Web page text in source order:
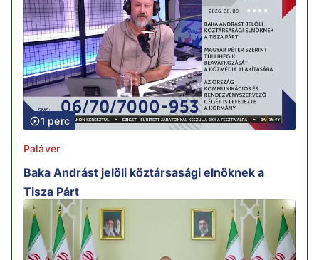
1 perc
Paláver
Baka Andrást jelöli köztársasági elnöknek a
Tisza Párt